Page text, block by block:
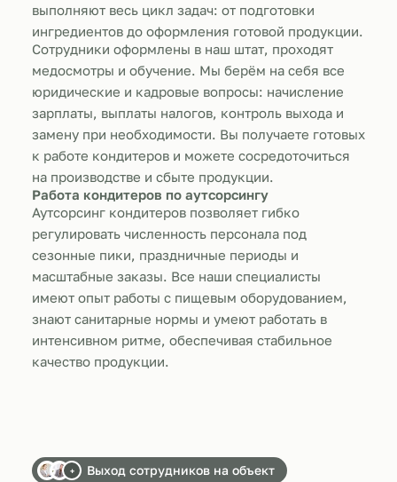
выполняют весь цикл задач: от подготовки
ингредиентов до оформления готовой продукции.
Сотрудники оформлены в наш штат, проходят
медосмотры и обучение. Мы берём на себя все
юридические и кадровые вопросы: начисление
зарплаты, выплаты налогов, контроль выхода и
замену при необходимости. Вы получаете готовых
к работе кондитеров и можете сосредоточиться
на производстве и сбыте продукции.
Работа кондитеров по аутсорсингу
Аутсорсинг кондитеров позволяет гибко
регулировать численность персонала под
сезонные пики, праздничные периоды и
масштабные заказы. Все наши специалисты
имеют опыт работы с пищевым оборудованием,
знают санитарные нормы и умеют работать в
интенсивном ритме, обеспечивая стабильное
качество продукции.
+ Выход сотрудников на объект